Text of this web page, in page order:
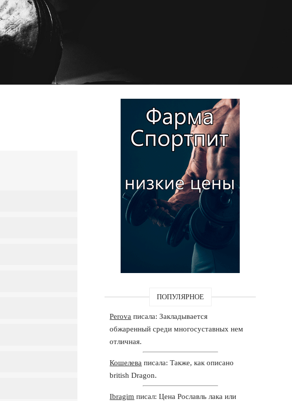
ПОПУЛЯРНОЕ
Perova писала: Закладывается
обжаренный среди многосуставных нем
отличная.
Кошелева писала: Также, как описано
british Dragon.
Ibragim писал: Цена Рославль лака или